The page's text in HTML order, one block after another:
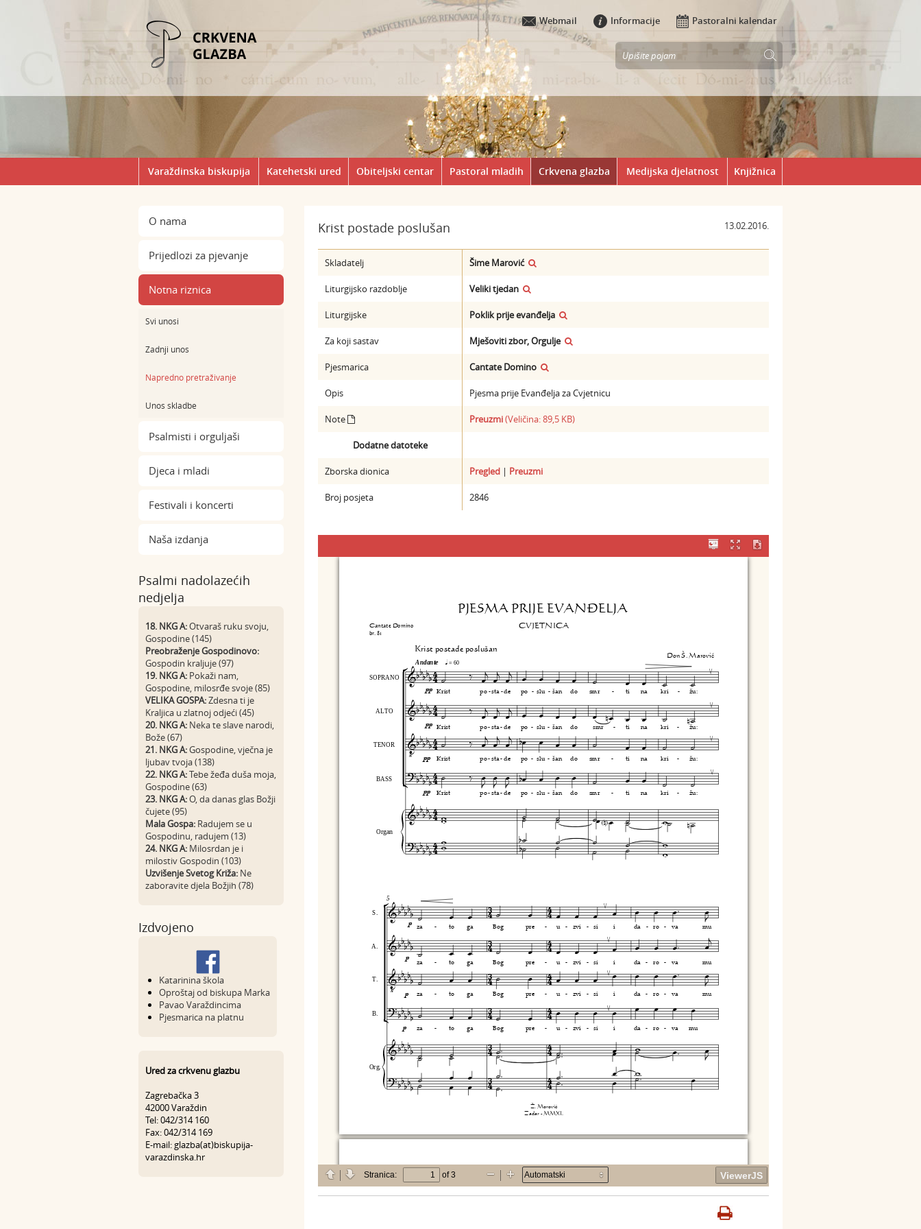
Webmail Informacije Pastoralni kalendar
Varaždinska biskupija Katehetski ured Obiteljski centar Pastoral mladih Crkvena glazba Medijska djelatnost Knjižnica
O nama
Prijedlozi za pjevanje
Notna riznica
Svi unosi
Zadnji unos
Napredno pretraživanje
Unos skladbe
Psalmisti i orguljaši
Djeca i mladi
Festivali i koncerti
Naša izdanja
Psalmi nadolazećih
nedjelja
18. NKG A:Otvaraš ruku svoju,
Gospodine (145)
Preobraženje Gospodinovo:
Gospodin kraljuje (97)
19. NKG A: Pokaži nam,
Gospodine, milosrđe svoje (85)
VELIKA GOSPA:Zdesna ti je
Kraljica u zlatnoj odjeći (45)
20. NKG A: Neka te slave narodi,
Bože (67)
21. NKG A:Gospodine, vječna je
ljubav tvoja (138)
22. NKG A:Tebe žeđa duša moja,
Gospodine (63)
23. NKG A:O, da danas glas Božji
čujete (95)
Mala Gospa: Radujem se u
Gospodinu, radujem (13)
24. NKG A: Milosrdan je i
milostiv Gospodin (103)
Uzvišenje Svetog Križa: Ne
zaboravite djela Božjih (78)
Izdvojeno
Katarinina škola
Oproštaj od biskupa Marka
Pavao Varaždincima
Pjesmarica na platnu
Ured za crkvenu glazbu
Zagrebačka 3
42000 Varaždin
Tel: 042/314 160
Fax: 042/314 169
E-mail: glazba(at)biskupija-
varazdinska.hr
Krist postade poslušan 13.02.2016.
Skladatelj Šime Marović
Liturgijsko razdoblje Veliki tjedan
Liturgijske Poklik prije evanđelja
Za koji sastav Mješoviti zbor, Orgulje
Pjesmarica Cantate Domino
Opis Pjesma prije Evanđelja za Cvjetnicu
Note Preuzmi(Veličina: 89,5 KB)
Dodatne datoteke
Zborska dionica Pregled | Preuzmi
Broj posjeta 2846